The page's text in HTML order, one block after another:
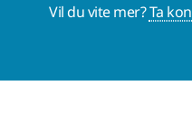
Vil du vite mer?Ta